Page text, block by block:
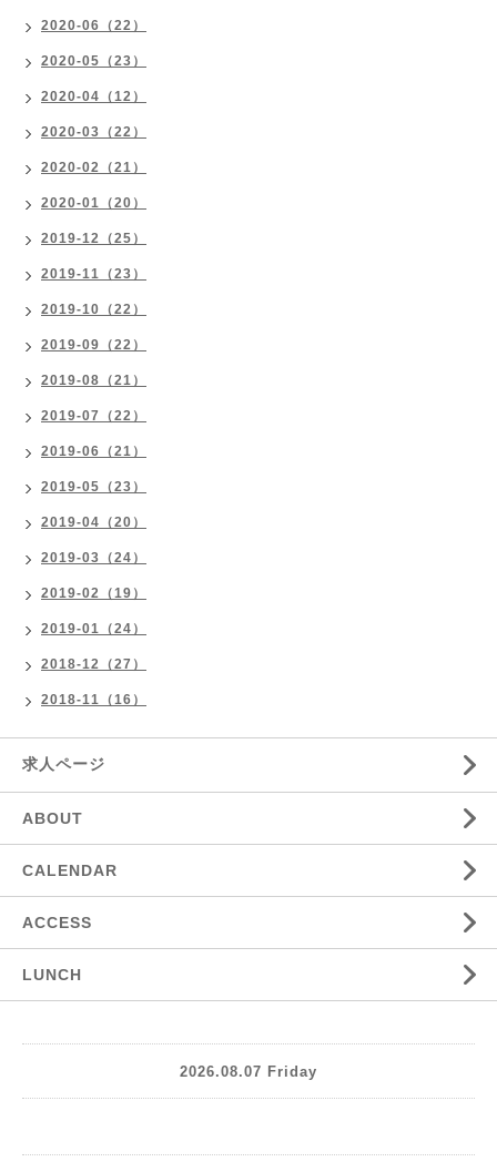
2020-06（22）
2020-05（23）
2020-04（12）
2020-03（22）
2020-02（21）
2020-01（20）
2019-12（25）
2019-11（23）
2019-10（22）
2019-09（22）
2019-08（21）
2019-07（22）
2019-06（21）
2019-05（23）
2019-04（20）
2019-03（24）
2019-02（19）
2019-01（24）
2018-12（27）
2018-11（16）
求人ページ
ABOUT
CALENDAR
ACCESS
LUNCH
2026.08.07 Friday